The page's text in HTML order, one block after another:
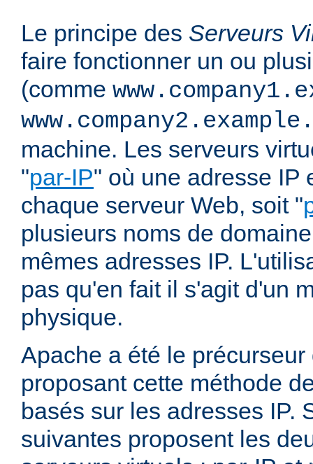
Le principe des Serveurs
faire fonctionner un ou
(comme
machine. Les serveurs
"par-IP" où une adresse IP
chaque serveur Web, soit "
plusieurs noms de
mêmes adresses IP.
pas qu'en fait il s'agit d'un
physique.
Apache a été le
proposant cette méthode
basés sur les adresses IP.
suivantes proposent les